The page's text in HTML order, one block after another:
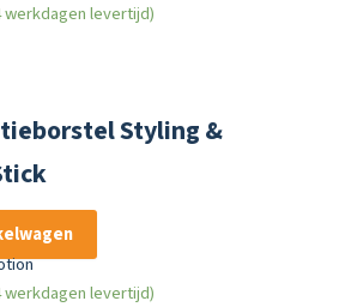
werkdagen levertijd)
Styling &
werkdagen levertijd)